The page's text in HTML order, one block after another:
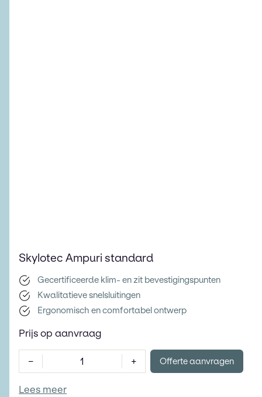
Skylotec Ampuri standard
Gecertificeerde klim- en zit bevestigingspunten
Kwalitatieve snelsluitingen
Ergonomisch en comfortabel ontwerp
Prijs op aanvraag
− + Offerte aanvragen
Lees meer